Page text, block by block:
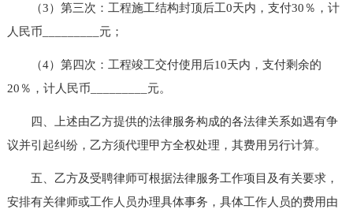
（3）第三次：工程施工结构封顶后工0天内，支付30％，计
人民币_________元；
（4）第四次：工程竣工交付使用后10天内，支付剩余的
20％，计人民币_________元。
四、上述由乙方提供的法律服务构成的各法律关系如遇有争
议并引起纠纷，乙方须代理甲方全权处理，其费用另行计算。
五、乙方及受聘律师可根据法律服务工作项目及有关要求，
安排有关律师或工作人员办理具体事务，具体工作人员的费用由